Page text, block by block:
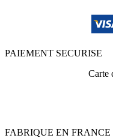
PAIEMENT SECURISE
Carte
FABRIQUE EN FRANCE